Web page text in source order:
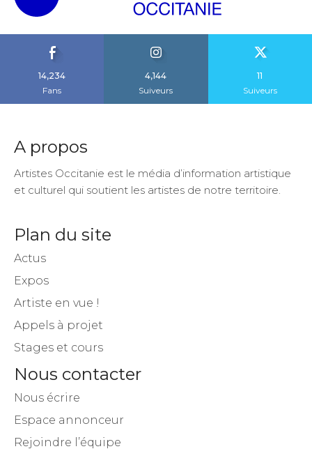
14,234
Fans
4,144
Suiveurs
11
Suiveurs
A propos
Artistes Occitanie est le média d’information artistique
et culturel qui soutient les artistes de notre territoire.
Plan du site
Actus
Expos
Artiste en vue !
Appels à projet
Stages et cours
Nous contacter
Nous écrire
Espace annonceur
Rejoindre l’équipe